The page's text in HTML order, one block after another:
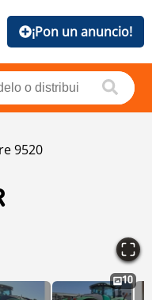
¡Pon un anuncio!
9520
10